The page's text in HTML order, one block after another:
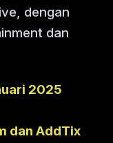
dengan
dan
2025
dan AddTix